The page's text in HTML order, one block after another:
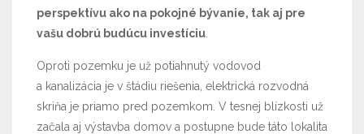
perspektívu ako na pokojné bývanie, tak aj pre
vašu dobrú budúcu investíciu
Oproti pozemku je už potiahnutý vodovod
a kanalizácia je v štádiu riešenia, elektrická rozvodná
skriňa je priamo pred pozemkom. V tesnej blízkosti už
začala aj výstavba domov a postupne bude táto lokalita